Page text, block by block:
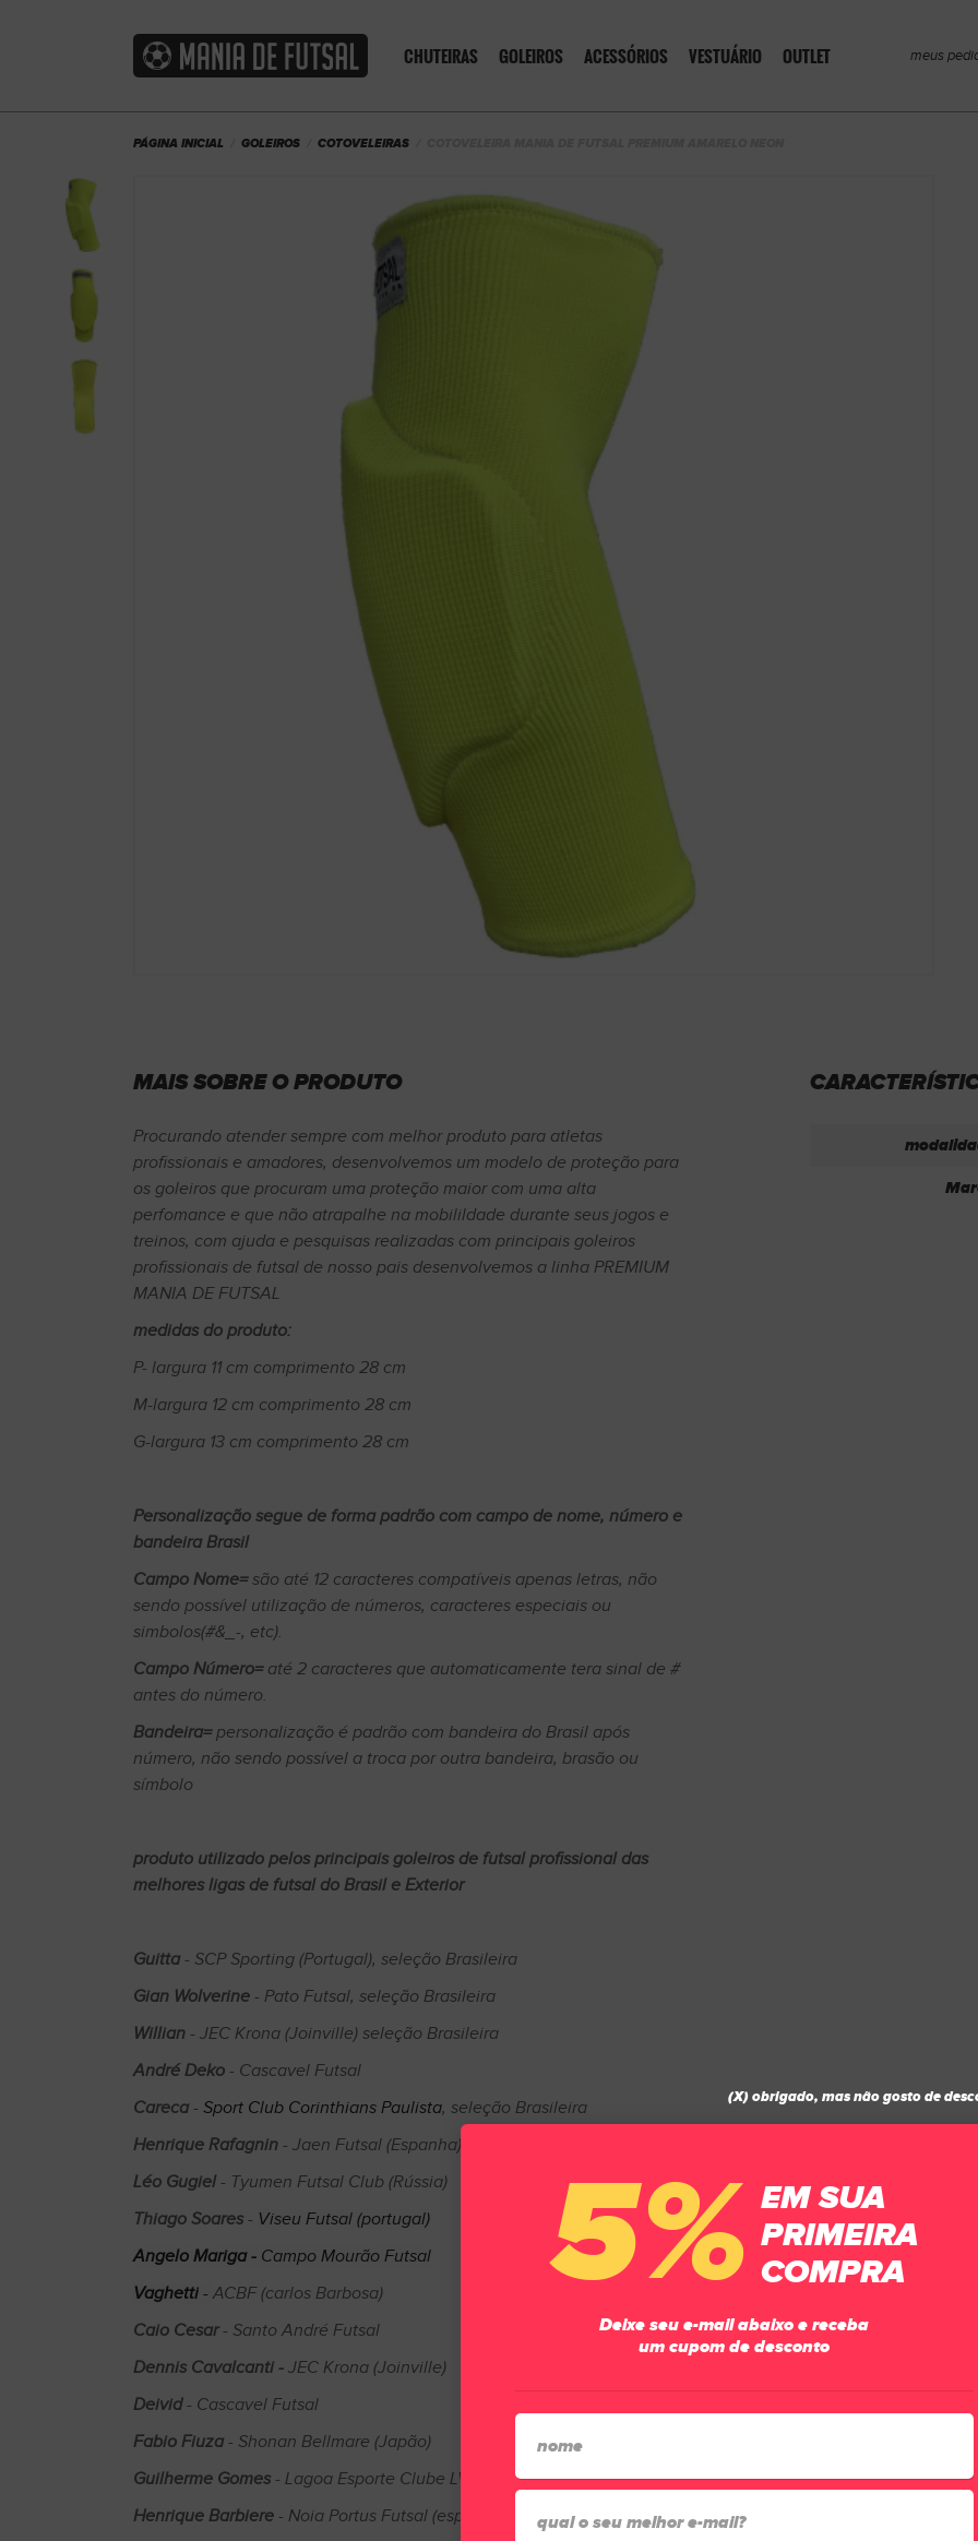
CHUTEIRAS GOLEIROS ACESSÓRIOS VESTUÁRIO OUTLET meus
PÁGINA INICIAL GOLEIROS COTOVELEIRAS
MAIS SOBRE O PRODUTO
Procurando atender sempre com melhor produto para atletas
profissionais e amadores, desenvolvemos um modelo de proteção para
os goleiros que procuram uma proteção maior com uma alta
perfomance e que não atrapalhe na mobilildade durante seus jogos e
treinos, com ajuda e pesquisas realizadas com principais goleiros
profissionais de futsal de nosso pais desenvolvemos a linha PREMIUM
MANIA DE FUTSAL
medidas do produto:
P- largura 11 cm comprimento 28 cm
M-largura 12 cm comprimento 28 cm
G-largura 13 cm comprimento 28 cm
Personalização segue de forma padrão com campo de nome, número e
bandeira Brasil
Campo Nome=são até 12 caracteres compatíveis apenas letras, não
sendo possível utilização de números, caracteres especiais ou
simbolos(#&_-, etc).
Campo Número=até 2 caracteres que automaticamente tera sinal de #
antes do número.
Bandeira=personalização é padrão com bandeira do Brasil após
número, não sendo possível a troca por outra bandeira, brasão ou
símbolo
produto utilizado pelos principais goleiros de futsal profissional das
melhores ligas de futsal do Brasil e Exterior
Guitta - SCP Sporting (Portugal), seleção Brasileira
Gian Wolverine - Pato Futsal, seleção Brasileira
Willian - JEC Krona (Joinville) seleção Brasileira
André Deko - Cascavel Futsal
Careca - Sport Club Corinthians Paulista, seleção Brasileira
Henrique Rafagnin - Jaen Futsal (Espanha)
Léo Gugiel - Tyumen Futsal Club (Rússia)
Thiago Soares - Viseu Futsal (portugal)
Angelo Mariga - Campo Mourão Futsal
Vaghetti - ACBF (carlos Barbosa)
Caio Cesar- Santo André Futsal
Dennis Cavalcanti - JEC Krona (Joinville)
Deivid- Cascavel Futsal
Fabio Fiuza - Shonan Bellmare (Japão)
Guilherme Gomes - Lagoa Esporte Clube LV(RS)
Henrique Barbiere - Noia Portus Futsal (espanha)
5% EM SUA
PRIMEIRA
COMPRA
Deixe seu e-mail abaixo e receba
um cupom de desconto
(X) obrigado, mas não gosto de